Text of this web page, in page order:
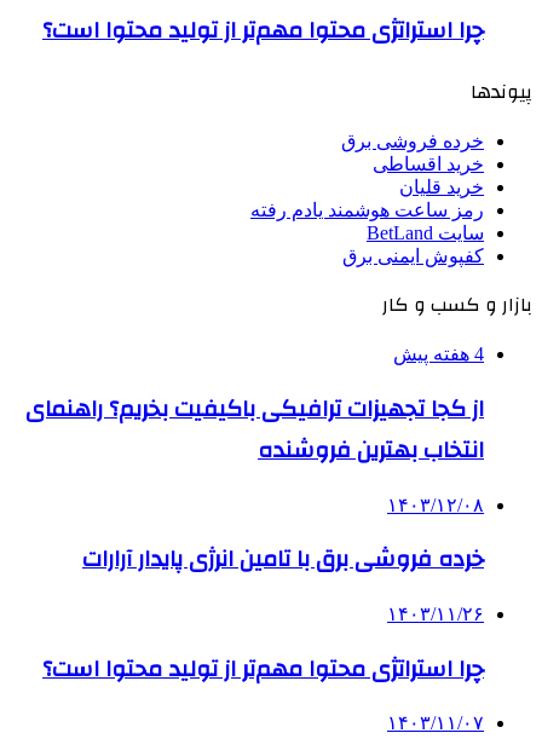
چرا استراتژی محتوا مهم‌تر از تولید محتوا است؟
پیوندها
خرده فروشی برق
خرید اقساطی
خرید قلیان
رمز ساعت هوشمند یادم رفته
سایت BetLand
کفپوش ایمنی برق
بازار و کسب و کار
4 هفته پیش
از کجا تجهیزات ترافیکی باکیفیت بخریم؟ راهنمای
انتخاب بهترین فروشنده
۱۴۰۳/۱۲/۰۸
خرده فروشی برق با تامین انرژی پایدار آرارات
۱۴۰۳/۱۱/۲۶
چرا استراتژی محتوا مهم‌تر از تولید محتوا است؟
۱۴۰۳/۱۱/۰۷